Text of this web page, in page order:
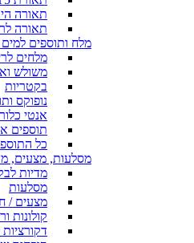
תאורה
תאורה
מלח ותוספים למים
מלחים
משולש
בקטריות
נופוקס
אנטי
תוספים
כל
מסלעות, מצעים,
מדיות
מסלעות
מצעים /
קולונות